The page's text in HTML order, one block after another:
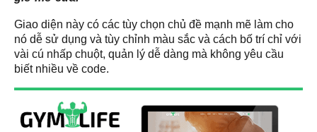
Giao diện này có các tùy chọn chủ đề mạnh mẽ làm cho
nó dễ sử dụng và tùy chỉnh màu sắc và cách bố trí chỉ với
vài cú nhấp chuột, quản lý dễ dàng mà không yêu cầu
biết nhiều về code.